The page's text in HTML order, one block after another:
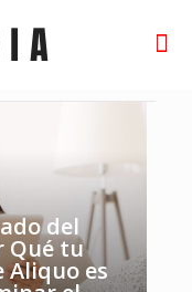
del
Qué tu
Aliquo es